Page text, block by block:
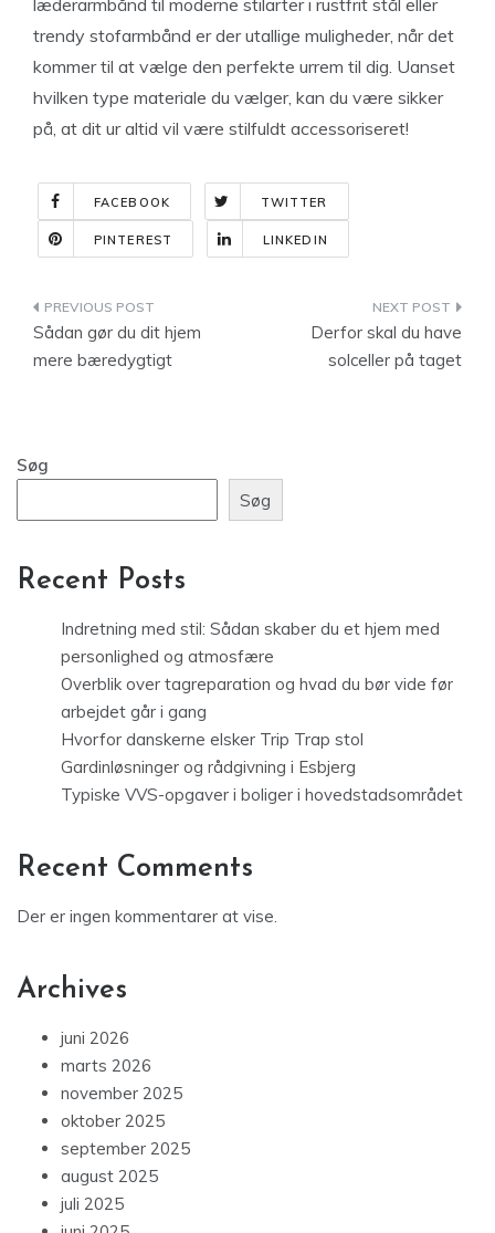
læderarmbånd til moderne stilarter i rustfrit stål eller
trendy stofarmbånd er der utallige muligheder, når det
kommer til at vælge den perfekte urrem til dig. Uanset
hvilken type materiale du vælger, kan du være sikker
på, at dit ur altid vil være stilfuldt accessoriseret!
FACEBOOK TWITTER
PINTEREST LINKEDIN
Indlægsnavigation
Sådan gør du dit hjem
mere bæredygtigt
Derfor skal du have
solceller på taget
Søg
Søg
Recent Posts
Indretning med stil: Sådan skaber du et hjem med
personlighed og atmosfære
Overblik over tagreparation og hvad du bør vide før
arbejdet går i gang
Hvorfor danskerne elsker Trip Trap stol
Gardinløsninger og rådgivning i Esbjerg
Typiske VVS-opgaver i boliger i hovedstadsområdet
Recent Comments
Der er ingen kommentarer at vise.
Archives
juni 2026
marts 2026
november 2025
oktober 2025
september 2025
august 2025
juli 2025